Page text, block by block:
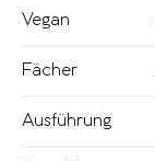
Vegan
Fächer
Ausführung